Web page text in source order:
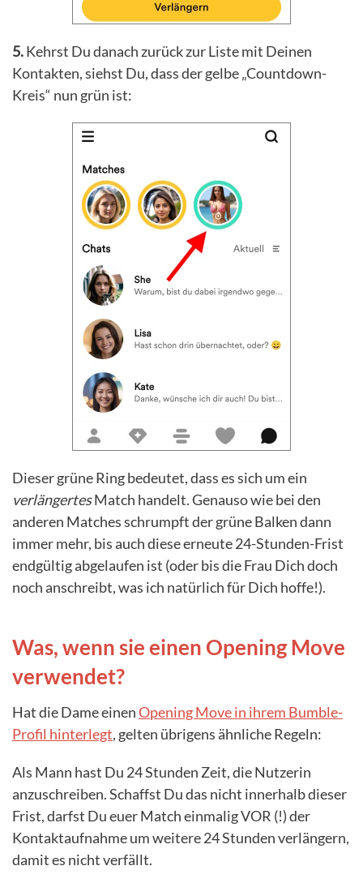
5.Kehrst Du danach zurück zur Liste mit Deinen
Kontakten, siehst Du, dass der gelbe „Countdown-
Kreis“ nun grün ist:
Dieser grüne Ring bedeutet, dass es sich um ein
verlängertesMatch handelt. Genauso wie bei den
anderen Matches schrumpft der grüne Balken dann
immer mehr, bis auch diese erneute 24-Stunden-Frist
endgültig abgelaufen ist (oder bis die Frau Dich doch
noch anschreibt, was ich natürlich für Dich hoffe!).
Was, wenn sie einen Opening Move
verwendet?
Hat die Dame einenOpening Move in ihrem Bumble-
Profil hinterlegt, gelten übrigens ähnliche Regeln:
Als Mann hast Du 24 Stunden Zeit, die Nutzerin
anzuschreiben. Schaffst Du das nicht innerhalb dieser
Frist, darfst Du euer Match einmalig VOR (!) der
Kontaktaufnahme um weitere 24 Stunden verlängern,
damit es nicht verfällt.